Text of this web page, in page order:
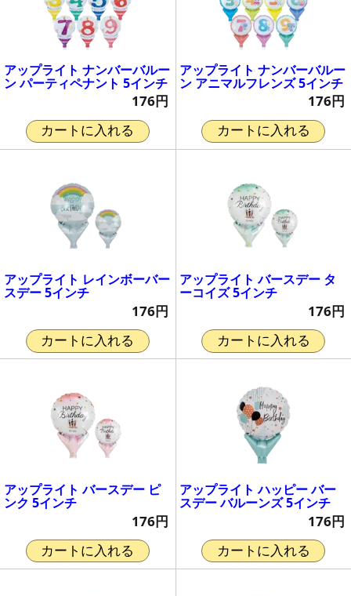
アップライト ナンバーバルー
ン パーティペナント 5インチ
176円
カートに入れる
アップライト ナンバーバルー
ン アニマルフレンズ 5インチ
176円
カートに入れる
アップライト レインボーバー
スデー 5インチ
176円
カートに入れる
アップライト バースデー タ
ーコイズ 5インチ
176円
カートに入れる
アップライト バースデー ピ
ンク 5インチ
176円
カートに入れる
アップライト ハッピー バー
スデー バルーンズ 5インチ
176円
カートに入れる